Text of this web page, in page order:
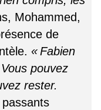
Mohammed,
de
« Fabien
pouvez
rester.
passants